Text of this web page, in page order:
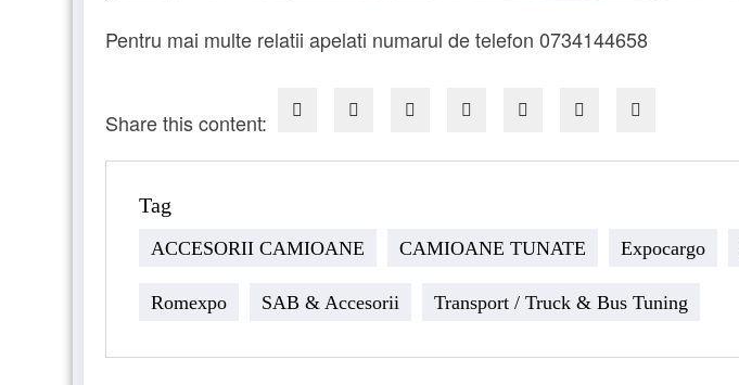
Pentru mai multe relatii apelati numarul de telefon 0734144658
Share this content:
Tag
ACCESORII CAMIOANE CAMIOANE TUNATE Expocargo
Romexpo SAB & Accesorii Transport / Truck & Bus Tuning